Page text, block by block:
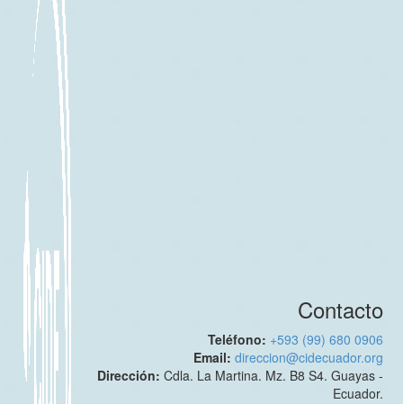
Contacto
Teléfono: +593 (99) 680 0906
Email:direccion@cidecuador.org
Dirección:Cdla. La Martina. Mz. B8 S4. Guayas -
Ecuador.